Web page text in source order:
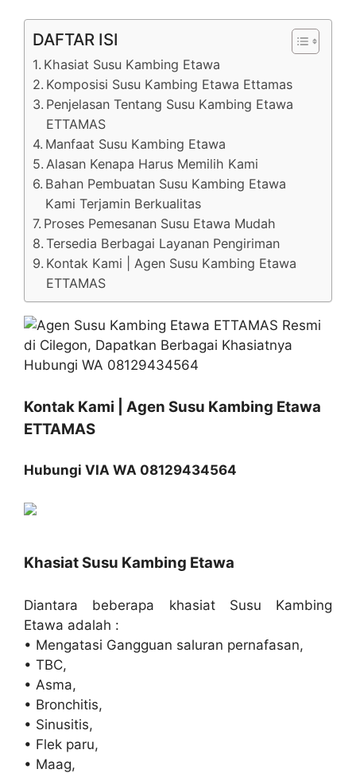
DAFTAR ISI
Khasiat Susu Kambing Etawa
Komposisi Susu Kambing Etawa Ettamas
Penjelasan Tentang Susu Kambing Etawa
ETTAMAS
Manfaat Susu Kambing Etawa
Alasan Kenapa Harus Memilih Kami
Bahan Pembuatan Susu Kambing Etawa
Kami Terjamin Berkualitas
Proses Pemesanan Susu Etawa Mudah
Tersedia Berbagai Layanan Pengiriman
Kontak Kami | Agen Susu Kambing Etawa
ETTAMAS
Kontak Kami | Agen Susu Kambing Etawa
ETTAMAS
Hubungi VIA WA 08129434564
Khasiat Susu Kambing Etawa
Diantara beberapa khasiat Susu Kambing
Etawa adalah :
• Mengatasi Gangguan saluran pernafasan,
• TBC,
• Asma,
• Bronchitis,
• Sinusitis,
• Flek paru,
• Maag,